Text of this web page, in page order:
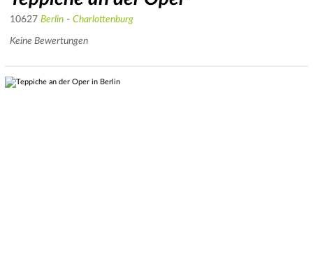
10627 Berlin - Charlottenburg
Keine Bewertungen